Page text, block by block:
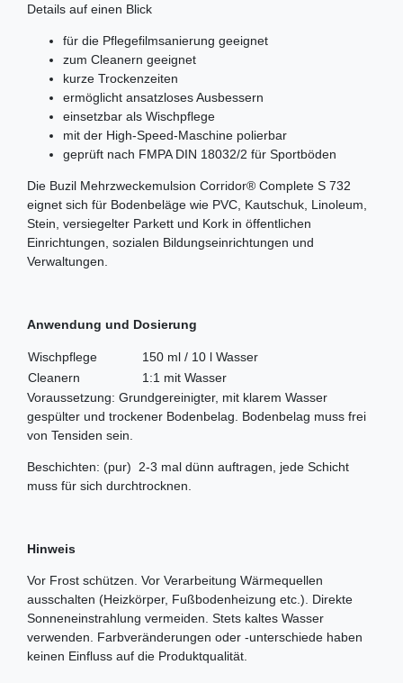
Details auf einen Blick
für die Pflegefilmsanierung geeignet
zum Cleanern geeignet
kurze Trockenzeiten
ermöglicht ansatzloses Ausbessern
einsetzbar als Wischpflege
mit der High-Speed-Maschine polierbar
geprüft nach FMPA DIN 18032/2 für Sportböden
Die Buzil Mehrzweckemulsion Corridor® Complete S 732
eignet sich für Bodenbeläge wie PVC, Kautschuk, Linoleum,
Stein, versiegelter Parkett und Kork in öffentlichen
Einrichtungen, sozialen Bildungseinrichtungen und
Verwaltungen.
Anwendung und Dosierung
Wischpflege
150 ml / 10 l Wasser
Cleanern
1:1 mit Wasser
Voraussetzung: Grundgereinigter, mit klarem Wasser
gespülter und trockener Bodenbelag. Bodenbelag muss frei
von Tensiden sein.
Beschichten: (pur) 2-3 mal dünn auftragen, jede Schicht
muss für sich durchtrocknen.
Hinweis
Vor Frost schützen. Vor Verarbeitung Wärmequellen
ausschalten (Heizkörper, Fußbodenheizung etc.). Direkte
Sonneneinstrahlung vermeiden. Stets kaltes Wasser
verwenden. Farbveränderungen oder -unterschiede haben
keinen Einfluss auf die Produktqualität.